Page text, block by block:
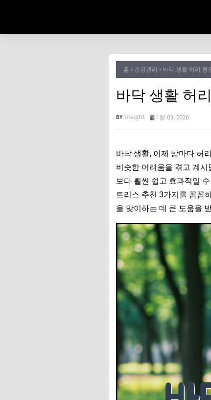
홈 건강관리 바닥 생활 허리 통
바닥 생활 허
Insight 1월 03, 2026
바닥 생활, 이제 밤마다 허
비슷한 어려움을 겪고 계
보다 훨씬 쉽고 효과적일
트리스 추천 3가지를 꼼꼼
을 맞이하는 데 큰 도움을